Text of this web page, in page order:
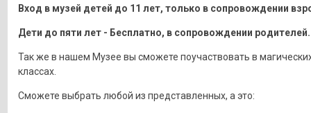
Вход в музей детей до 11 лет, только в сопровождении
Дети до пяти лет - Бесплатно, в сопровождении родителей.
Так же в нашем Музее вы сможете поучаствовать в
классах.
Сможете выбрать любой из представленных, а это: